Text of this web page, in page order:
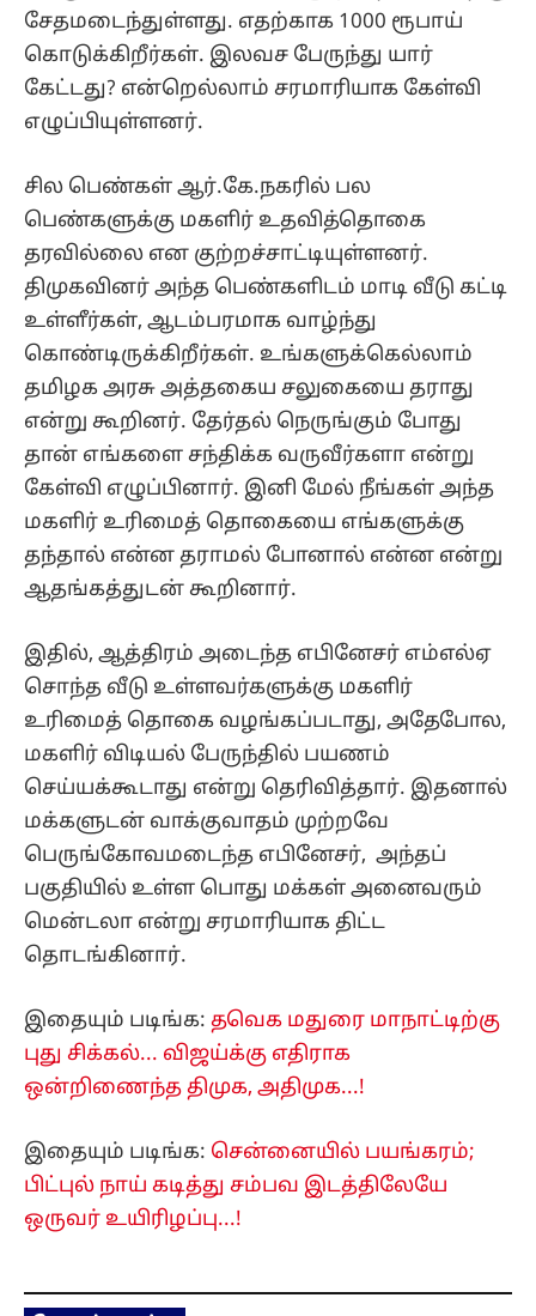
சேதமடைந்துள்ளது. எதற்காக 1000 ரூபாய்
கொடுக்கிறீர்கள். இலவச பேருந்து யார்
கேட்டது? என்றெல்லாம் சரமாரியாக கேள்வி
எழுப்பியுள்ளனர்.
சில பெண்கள் ஆர்.கே.நகரில் பல
பெண்களுக்கு மகளிர் உதவித்தொகை
தரவில்லை என குற்றச்சாட்டியுள்ளனர்.
திமுகவினர் அந்த பெண்களிடம் மாடி வீடு கட்டி
உள்ளீர்கள், ஆடம்பரமாக வாழ்ந்து
கொண்டிருக்கிறீர்கள். உங்களுக்கெல்லாம்
தமிழக அரசு அத்தகைய சலுகையை தராது
என்று கூறினர். தேர்தல் நெருங்கும் போது
தான் எங்களை சந்திக்க வருவீர்களா என்று
கேள்வி எழுப்பினார். இனி மேல் நீங்கள் அந்த
மகளிர் உரிமைத் தொகையை எங்களுக்கு
தந்தால் என்ன தராமல் போனால் என்ன என்று
ஆதங்கத்துடன் கூறினார்.
இதில், ஆத்திரம் அடைந்த எபினேசர் எம்எல்ஏ
சொந்த வீடு உள்ளவர்களுக்கு மகளிர்
உரிமைத் தொகை வழங்கப்படாது, அதேபோல,
மகளிர் விடியல் பேருந்தில் பயணம்
செய்யக்கூடாது என்று தெரிவித்தார். இதனால்
மக்களுடன் வாக்குவாதம் முற்றவே
பெருங்கோவமடைந்த எபினேசர், அந்தப்
பகுதியில் உள்ள பொது மக்கள் அனைவரும்
மென்டலா என்று சரமாரியாக திட்ட
தொடங்கினார்.
இதையும் படிங்க: தவெக மதுரை மாநாட்டிற்கு
புது சிக்கல்... விஜய்க்கு எதிராக
ஒன்றிணைந்த திமுக, அதிமுக...!
இதையும் படிங்க: சென்னையில் பயங்கரம்;
பிட்புல் நாய் கடித்து சம்பவ இடத்திலேயே
ஒருவர் உயிரிழப்பு...!